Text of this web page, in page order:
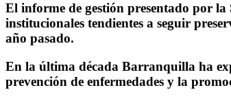
El informe de gestión presentado por la
institucionales tendientes a seguir
año pasado.
En la última década Barranquilla ha
prevención de enfermedades y la